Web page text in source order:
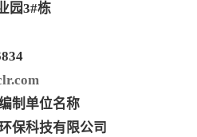
园3#栋
制单位名称
保科技有限公司